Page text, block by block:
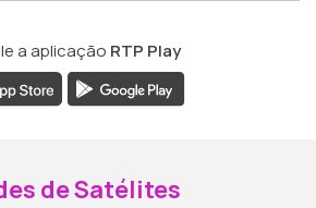
a aplicação RTP Play
de Satélites